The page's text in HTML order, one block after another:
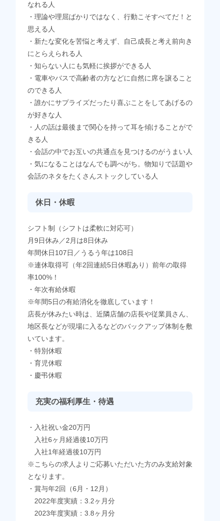
なれる人
・理論や理屈ばかりではなく、行動こそすべてだ！と
思える人
・新たな変化を苦悩と考えず、自己成長と考え前向き
にとらえられる人
・知らない人にも気軽に挨拶ができる人
・電車やバスで高齢者の方などに自然に席を譲ること
のできる人
・誰かにサプライズだったり喜ぶことをしてあげるの
が好きな人
・人の話は最後まで関心を持って耳を傾けることがで
きる人
・会話の中でお互いの共通点を見つけるのがうまい人
・気になることはなんでも調べがち。物知りで話題や
会話のネタをたくさんストックしている人
休日・休暇
シフト制（シフトは柔軟に対応可）
月9日休み／2月は8日休み
年間休日107日／うるう年は108日
※連休取得可（年2回連続5日休暇あり）前年の取得
率100%！
・年次有給休暇
※年間5日の有給消化を徹底しています！
店長が休みたい時は、近隣店舗の店長や従業員さん、
地区長などが現場に入るなどのバックアップ体制を敷
いています。
・特別休暇
・育児休暇
・慶弔休暇
充実の福利厚生・待遇
・入社祝い金20万円
入社6ヶ月経過後10万円
入社1年経過後10万円
※こちらの求人よりご応募いただいた方のみ支給対象
となります。
・賞与年2回（6月・12月）
2022年度実績：3.2ヶ月分
2023年度実績：3.8ヶ月分